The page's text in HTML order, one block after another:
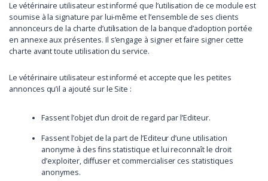
Le vétérinaire utilisateur est informé que l’utilisation de ce module est
soumise à la signature par lui-même et l’ensemble de ses clients
annonceurs de la charte d’utilisation de la banque d’adoption portée
en annexe aux présentes. Il s’engage à signer et faire signer cette
charte avant toute utilisation du service.
Le vétérinaire utilisateur est informé et accepte que les petites
annonces qu’il a ajouté sur le Site :
Fassent l’objet d’un droit de regard par l’Editeur.
Fassent l’objet de la part de l’Editeur d’une utilisation
anonyme à des fins statistique et lui reconnaît le droit
d’exploiter, diffuser et commercialiser ces statistiques
anonymes.